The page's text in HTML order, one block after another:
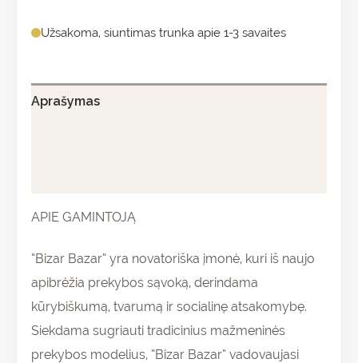
Užsakoma, siuntimas trunka apie 1-3 savaites
Aprašymas
APIE GAMINTOJĄ
“Bizar Bazar” yra novatoriška įmonė, kuri iš naujo
apibrėžia prekybos sąvoką, derindama
kūrybiškumą, tvarumą ir socialinę atsakomybę.
Siekdama sugriauti tradicinius mažmeninės
prekybos modelius, “Bizar Bazar” vadovaujasi